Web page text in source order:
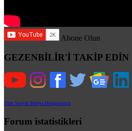
Abone Olun
GEZENBİLİR'İ TAKİP EDİN
Tüm Sosyal Medya Hesaplarımız
Forum istatistikleri